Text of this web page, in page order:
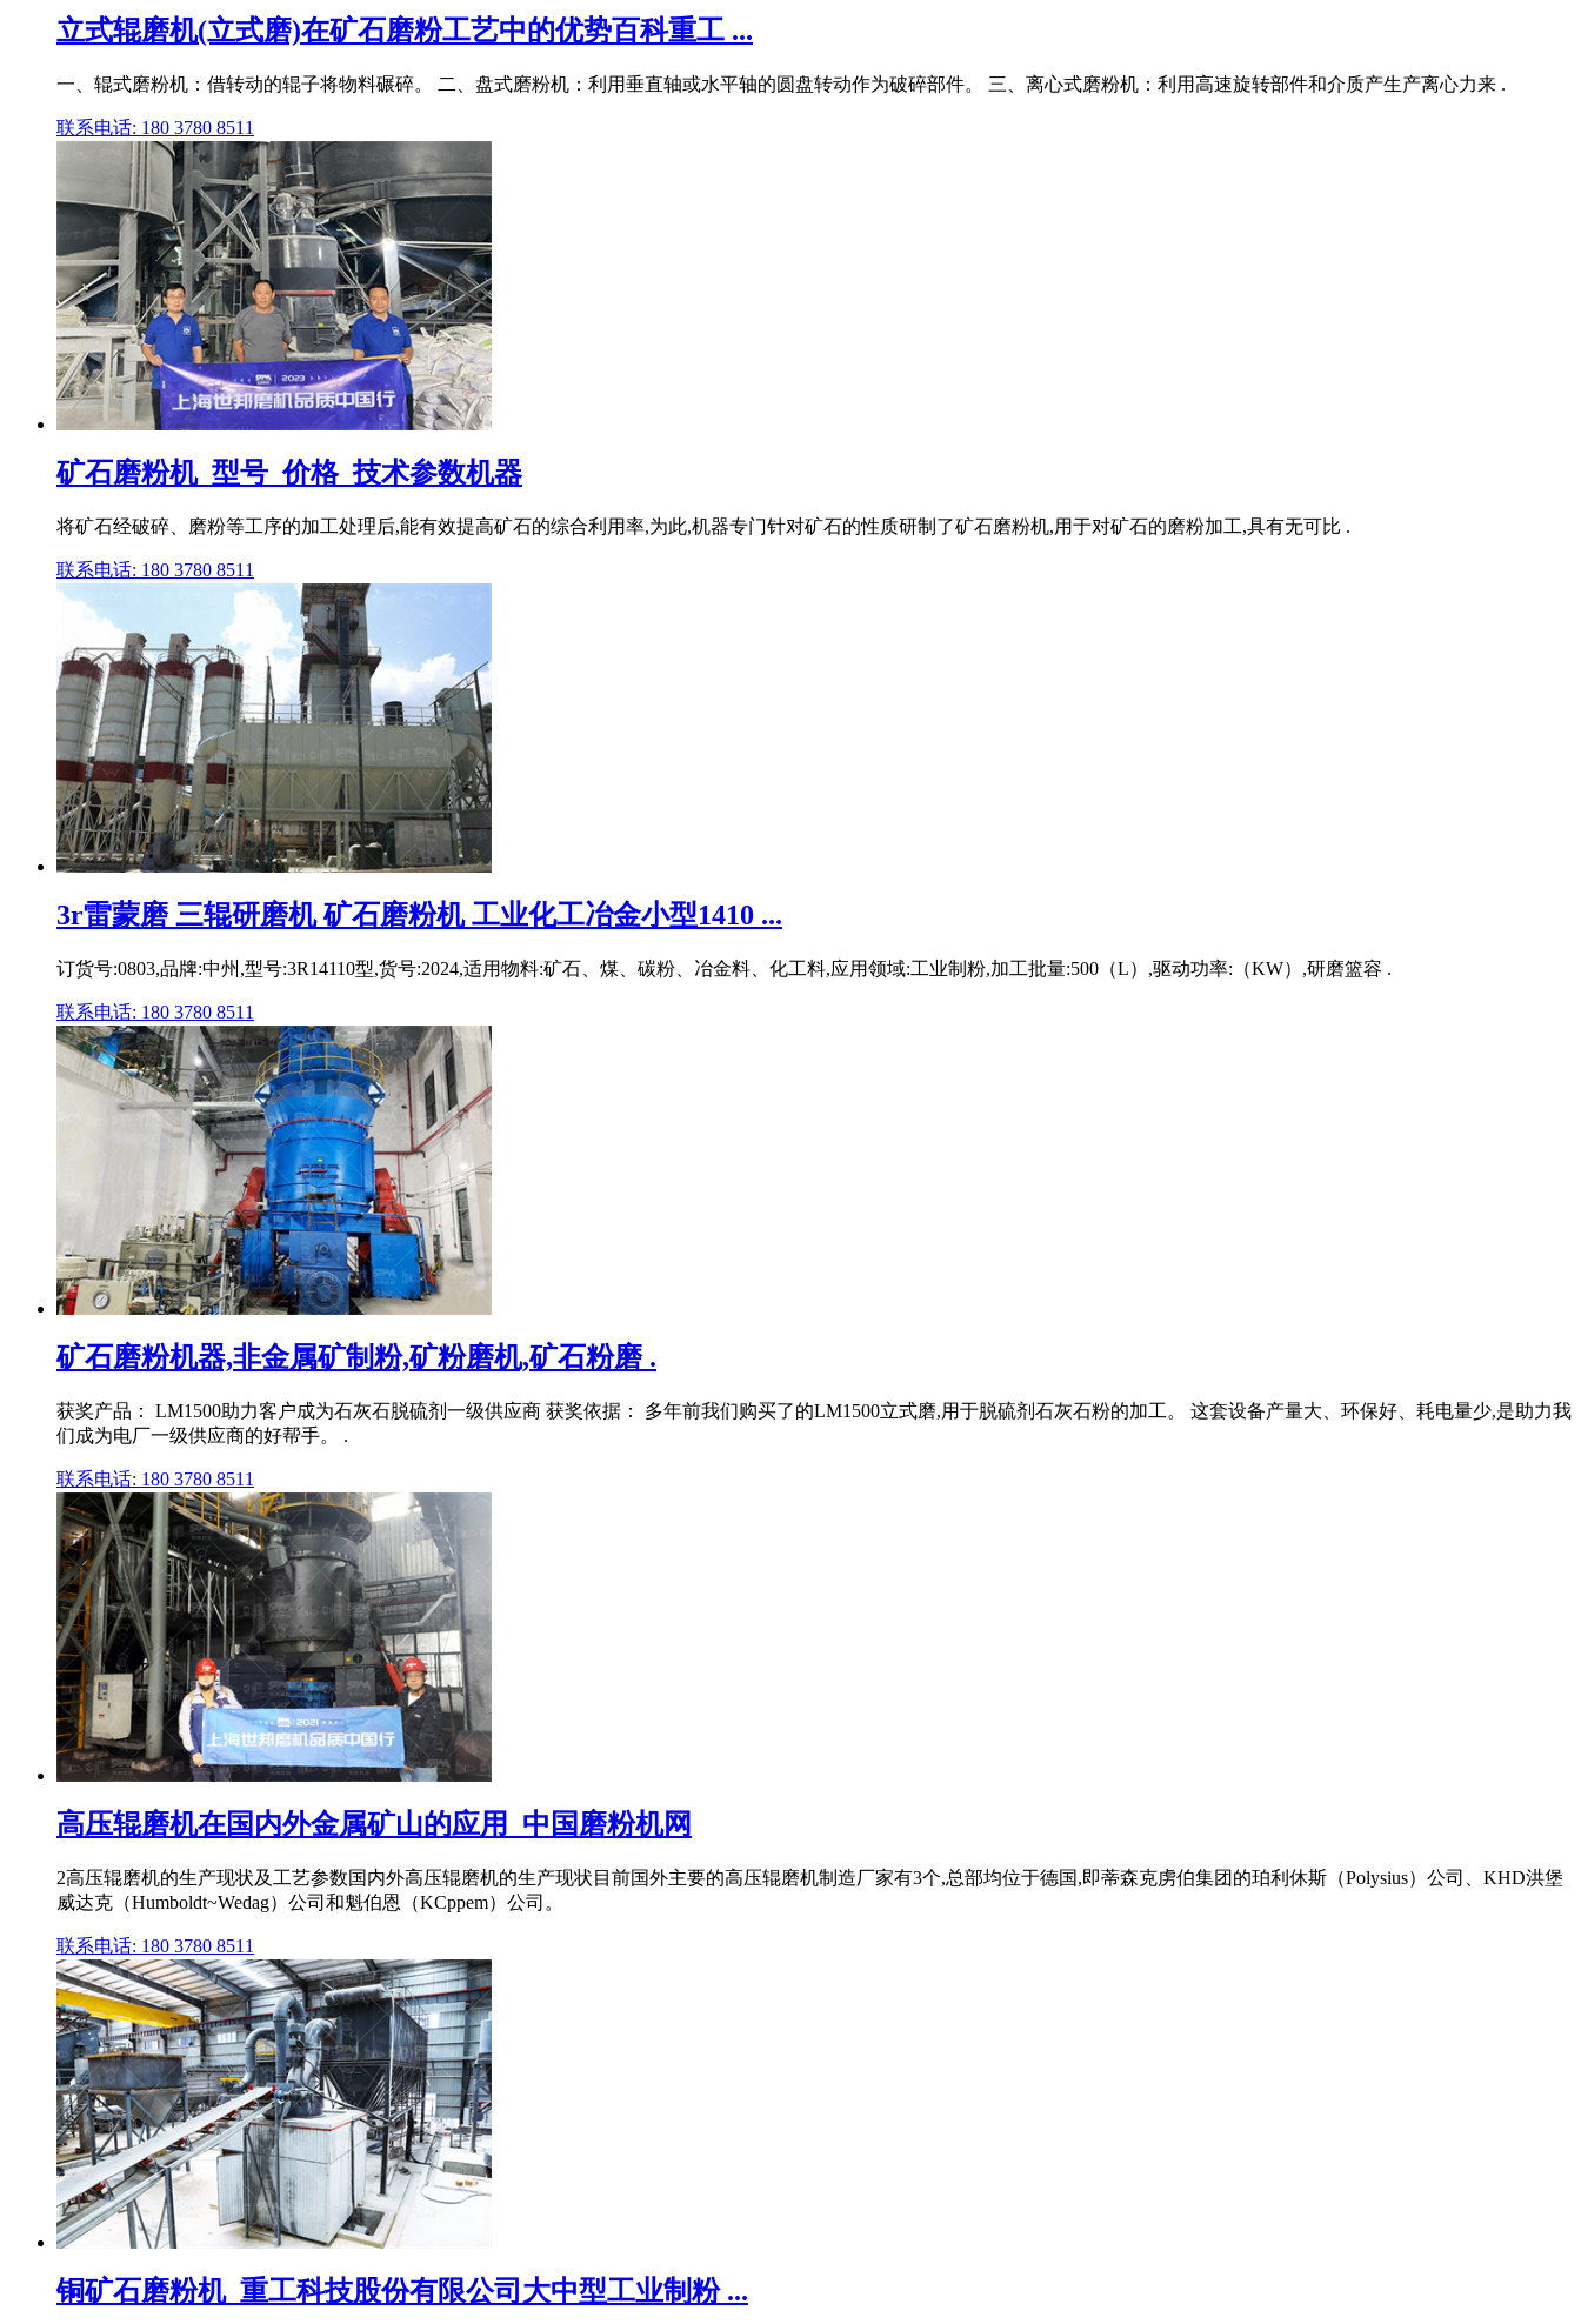
立式辊磨机(立式磨)在矿石磨粉工艺中的优势百科重工 ...
一、辊式磨粉机：借转动的辊子将物料碾碎。 二、盘式磨粉机：利用垂直轴或水平轴的圆盘转动作为破碎部件。 三、离心式磨粉机：利用高速旋转部件和介质产生产离心力来 .
联系电话: 180 3780 8511
矿石磨粉机_型号_价格_技术参数机器
将矿石经破碎、磨粉等工序的加工处理后,能有效提高矿石的综合利用率,为此,机器专门针对矿石的性质研制了矿石磨粉机,用于对矿石的磨粉加工,具有无可比 .
联系电话: 180 3780 8511
3r雷蒙磨 三辊研磨机 矿石磨粉机 工业化工冶金小型1410 ...
订货号:0803,品牌:中州,型号:3R14110型,货号:2024,适用物料:矿石、煤、碳粉、冶金料、化工料,应用领域:工业制粉,加工批量:500（L）,驱动功率:（KW）,研磨篮容 .
联系电话: 180 3780 8511
矿石磨粉机器,非金属矿制粉,矿粉磨机,矿石粉磨 .
获奖产品： LM1500助力客户成为石灰石脱硫剂一级供应商 获奖依据： 多年前我们购买了的LM1500立式磨,用于脱硫剂石灰石粉的加工。 这套设备产量大、环保好、耗电量少,是助力我
们成为电厂一级供应商的好帮手。 .
联系电话: 180 3780 8511
高压辊磨机在国内外金属矿山的应用_中国磨粉机网
2高压辊磨机的生产现状及工艺参数国内外高压辊磨机的生产现状目前国外主要的高压辊磨机制造厂家有3个,总部均位于德国,即蒂森克虏伯集团的珀利休斯（Polysius）公司、KHD洪堡
威达克（Humboldt~Wedag）公司和魁伯恩（KCppem）公司。
联系电话: 180 3780 8511
铜矿石磨粉机_重工科技股份有限公司大中型工业制粉 ...